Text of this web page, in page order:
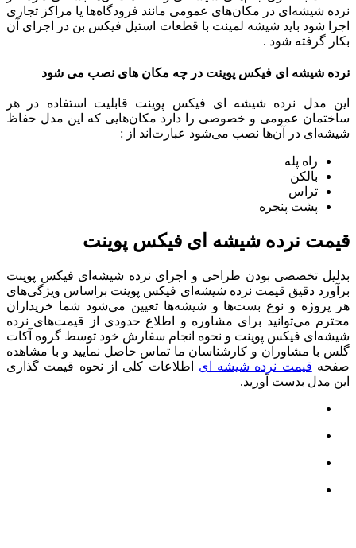
نرده شیشه‌ای در مکان‌های عمومی مانند فرودگاه‌ها یا مراکز تجاری
اجرا شود باید شیشه لمینت با قطعات استیل فیکس بن در اجرای آن
بکار گرفته شود .
نرده شیشه ای فیکس پوینت در چه مکان های نصب می شود
این مدل نرده شیشه ای فیکس پوینت قابلیت استفاده در هر
ساختمان عمومی و خصوصی را دارد مکان‌هایی که این مدل حفاظ
شیشه‌ای در آن‌ها نصب می‌شود عبارت‌اند از :
راه پله
بالکن
تراس
پشت پنجره
قیمت نرده شیشه ای فیکس پوینت
بدلیل تخصصی بودن طراحی و اجرای نرده شیشه‌ای فیکس پوینت
برآورد دقیق قیمت نرده شیشه‌ای فیکس پوینت براساس ویژگی‌های
هر پروژه و نوع بست‌ها و شیشه‌ها تعیین می‌شود شما خریداران
محترم می‌توانید برای مشاوره و اطلاع حدودی از قیمت‌های نرده
شیشه‌ای فیکس پوینت و نحوه انجام سفارش خود توسط گروه آکات
گلس با مشاوران و کارشناسان ما تماس حاصل نمایید و با مشاهده
صفحه قیمت نرده شیشه ای اطلاعات کلی از نحوه قیمت گذاری
این مدل بدست آورید.